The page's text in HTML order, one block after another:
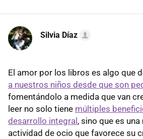
Silvia Díaz
El amor por los libros es algo que
a nuestros niños desde que son
fomentándolo a medida que van
leer no solo tiene múltiples
desarrollo integral, sino que es
actividad de ocio que favorece su